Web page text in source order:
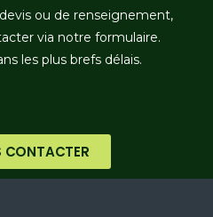
ou de renseignement,
via notre formulaire.
les plus brefs délais.
CONTACTER